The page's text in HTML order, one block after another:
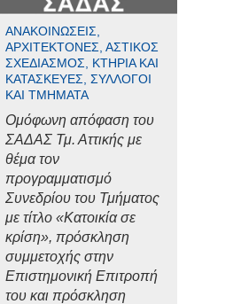
ΑΝΑΚΟΙΝΏΣΕΙΣ,
ΑΡΧΙΤΈΚΤΟΝΕΣ, ΑΣΤΙΚΌΣ
ΣΧΕΔΙΑΣΜΌΣ, ΚΤΉΡΙΑ ΚΑΙ
ΚΑΤΑΣΚΕΥΈΣ, ΣΎΛΛΟΓΟΙ
ΚΑΙ ΤΜΉΜΑΤΑ
Ομόφωνη απόφαση του
ΣΑΔΑΣ Τμ. Αττικής με
θέμα τον
προγραμματισμό
Συνεδρίου του Τμήματος
με τίτλο «Κατοικία σε
κρίση», πρόσκληση
συμμετοχής στην
Επιστημονική Επιτροπή
του και πρόσκληση